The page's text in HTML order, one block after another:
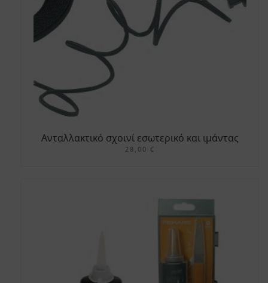
Ανταλλακτικό σχοινί εσωτερικό και ιμάντας
για UP82
28,00 €